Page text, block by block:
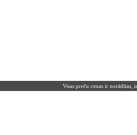
Visas preču cenas ir norādītas,